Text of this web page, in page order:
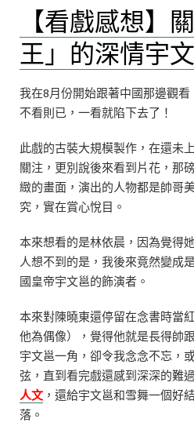
邕/
邕
舞）”
蘭
陵
王
同
人
——
深
情
愛
戀
宇
文
（主
邕/
邕
中
【看戲感想】
王」的深情宇
我在8月份開始跟著中國那邊觀
不看則已，一看就陷下去了！
此戲的古裝大規模製作，在還未
關注，更別說後來看到片花，那
緻的畫面，演出的人物都是帥哥
究，實在賞心悅目。
本來想看的是林依晨，因為覺得
人想不到的是，我後來竟然變成
國皇帝宇文邕的飾演者。
本來對陳曉東還停留在念書時當
他為偶像），覺得他就是長得帥
宇文邕一角，卻令我念念不忘，
弦，直到看完戲還感到深深的難
人文 ，還給宇文邕和雪舞一個好
落。